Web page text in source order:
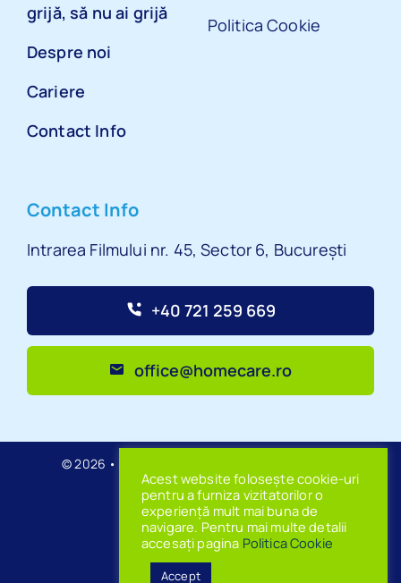
grijă, să nu ai grijă
Despre noi
Cariere
Contact Info
Politica Cookie
Contact Info
Intrarea Filmului nr. 45, Sector 6, București
+40 721 259 669
office@homecare.ro
© 2026 • HomeCare • Powered by PQN Partner
SUS
Acest website folosește cookie-uri
pentru a furniza vizitatorilor o
experiență mult mai buna de
navigare. Pentru mai multe detalii
accesați pagina Politica Cookie
Accept